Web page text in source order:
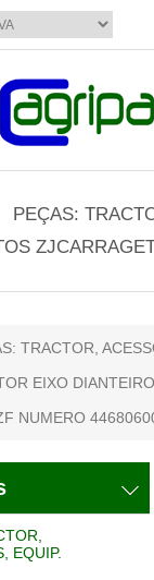
PEÇAS:
TRACTOR,
EIXO DIANTEIRO
NUMERO
EQUIP.